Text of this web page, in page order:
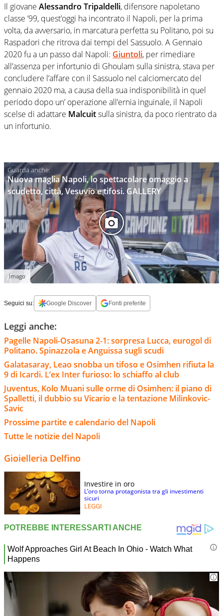
Il giovane Alessandro Tripaldelli, difensore napoletano
classe ’99, quest’oggi ha incontrato il Napoli, per la prima
volta, da avversario, in marcatura perfetta su Politano, poi su
Raspadori che ritrova dai tempi del Sassuolo. A Gennaio
2020 fu a un passo dal Napoli: Giuntoli, per rimediare
all’assenza per infortunio di Ghoulam sulla sinistra, stava per
concludere l’affare con il Sassuolo nel calciomercato del
gennaio 2020 ma, a causa della sua indisponibilità in quel
periodo dopo un’ operazione all’ernia inguinale, il Napoli
scelse di adattare Malcuitsulla sinistra, da poco rientrato da
un infortunio.
Nuova maglia Napoli, lo spettacolare omaggio a
scudetto, città, Vesuvio e tifosi. GALLERY
Imago
Seguici su: Google Discover Fonti preferite
Leggi anche:
Pagelle Napoli-Osasuna 2-1: sorpresa Lucca, eurogol di
Politano. Spinazzola e Anguissa sugli scudi
Galatasaray, Leao snobba un tifoso e Osimhen rifiuta la
9 di Icardi. L’ex Inter furioso: lo schiaffo al club
Juventus, Kolo Muani sulle orme di Osimhen: il piano di
Spalletti, il dubbio su Vicario e la tentazione Milinkovic-
Savic
Prossime partite e calendario del Napoli
Tutte le notizie del Napoli
Gioielleria Delfino
Investire in oro
L’oro torna protagonista tra gli investimenti
sicuri
LEGGI